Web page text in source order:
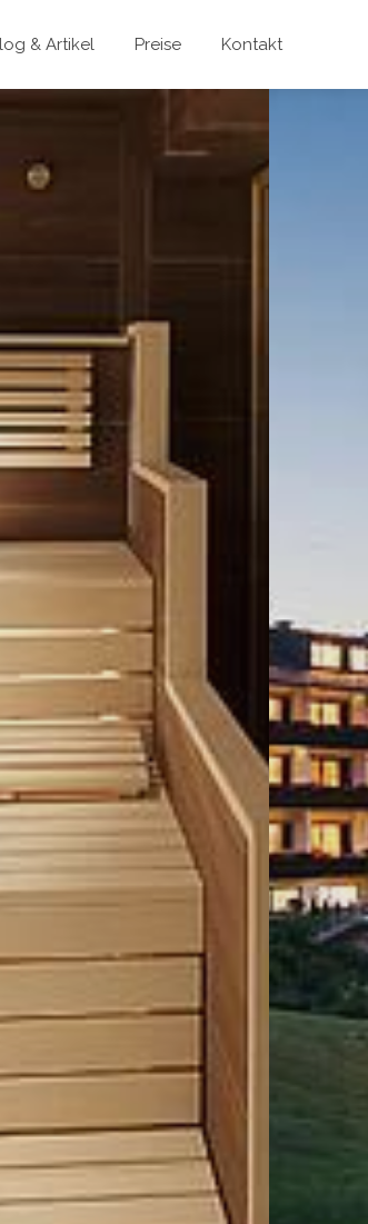
& Artikel Preise Kontakt